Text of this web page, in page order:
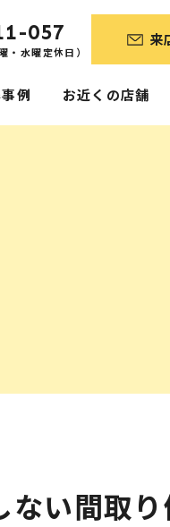
057
・水曜定休日）
来
例 お近くの店舗
い間取り